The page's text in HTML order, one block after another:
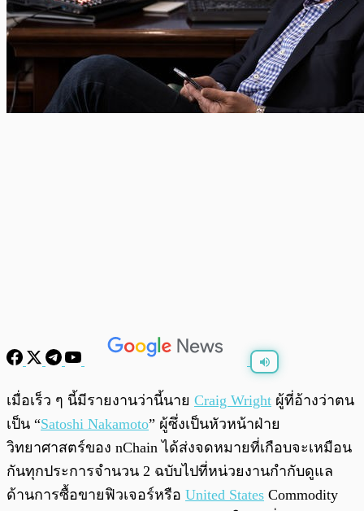
พร้อมเล่น 0:00 / 0:00
เมื่อเร็ว ๆ นี้มีรายงานว่านี้นาย Craig Wright ผู้ที่อ้างว่าตน
เป็น “Satoshi Nakamoto” ผู้ซึ่งเป็นหัวหน้าฝ่าย
วิทยาศาสตร์ของ nChain ได้ส่งจดหมายที่เกือบจะเหมือน
กันทุกประการจำนวน 2 ฉบับไปที่หน่วยงานกำกับดูแล
ด้านการซื้อขายฟิวเจอร์หรือ United States Commodity